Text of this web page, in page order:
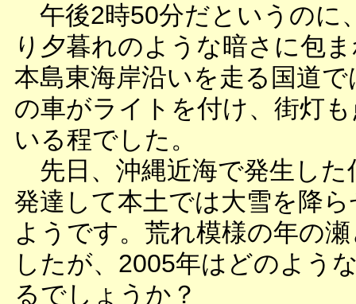
午後2時50分だというのに
り夕暮れのような暗さに包
本島東海岸沿いを走る国道で
の車がライトを付け、街灯
いる程でした。
先日、沖縄近海で発生した
発達して本土では大雪を降
ようです。荒れ模様の年の
したが、2005年はどのよう
るでしょうか？